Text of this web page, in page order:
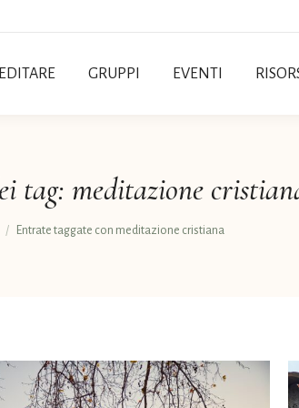
GRUPPI EVENTI
tag: meditazione
qui:
Entrate taggate con meditazione cristiana